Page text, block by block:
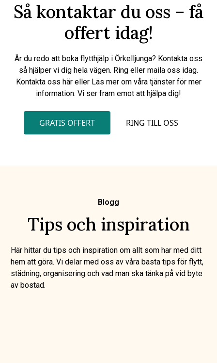
Så kontaktar du oss – få
offert idag!
Är du redo att boka flytthjälp i Örkelljunga? Kontakta oss
så hjälper vi dig hela vägen. Ring eller maila oss idag.
Kontakta oss här eller Läs mer om våra tjänster för mer
information. Vi ser fram emot att hjälpa dig!
GRATIS OFFERT RING TILL OSS
Blogg
Tips och inspiration
Här hittar du tips och inspiration om allt som har med ditt
hem att göra. Vi delar med oss av våra bästa tips för flytt,
städning, organisering och vad man ska tänka på vid byte
av bostad.